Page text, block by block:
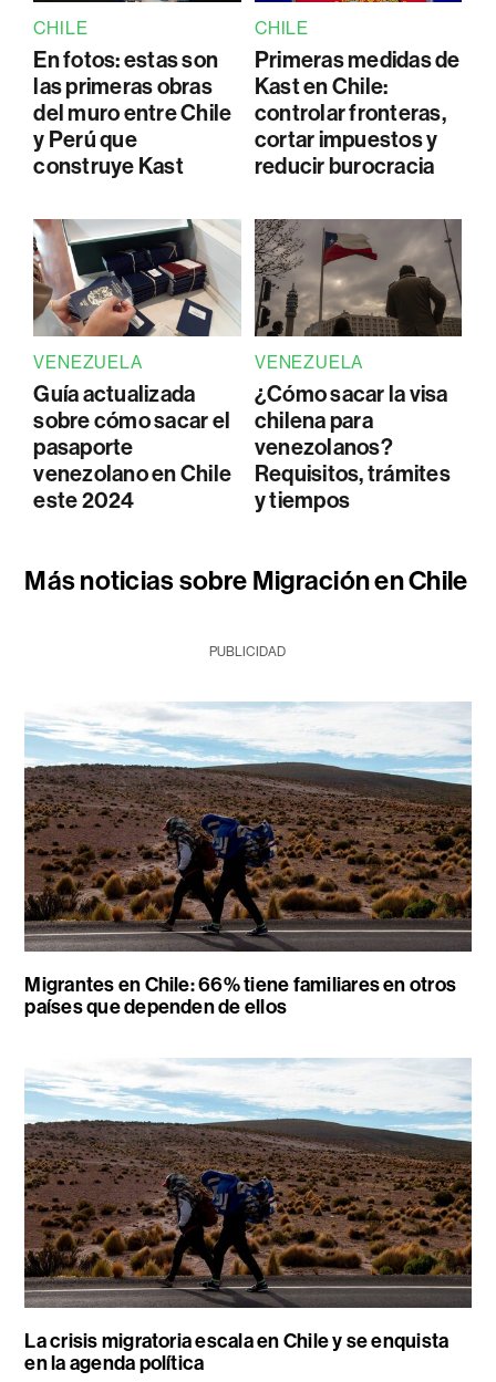
CHILE
En fotos: estas son
las primeras obras
del muro entre Chile
y Perú que
construye Kast
CHILE
Primeras medidas de
Kast en Chile:
controlar fronteras,
cortar impuestos y
reducir burocracia
VENEZUELA
Guía actualizada
sobre cómo sacar el
pasaporte
venezolano en Chile
este 2024
VENEZUELA
¿Cómo sacar la visa
chilena para
venezolanos?
Requisitos, trámites
y tiempos
Más noticias sobre Migración en Chile
PUBLICIDAD
Migrantes en Chile: 66% tiene familiares en otros
países que dependen de ellos
La crisis migratoria escala en Chile y se enquista
en la agenda política